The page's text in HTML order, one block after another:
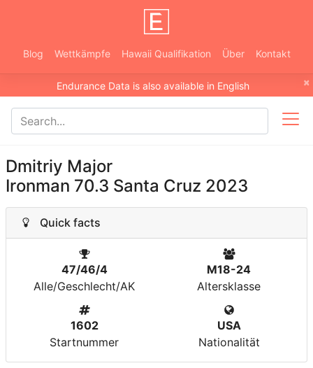
Blog Wettkämpfe Hawaii Qualifikation Über Kontakt
×
Endurance Data is also available in English
Dmitriy Major
Ironman 70.3 Santa Cruz 2023
Quick facts
47/46/4
Alle/Geschlecht/AK
M18-24
Altersklasse
1602
Startnummer
USA
Nationalität